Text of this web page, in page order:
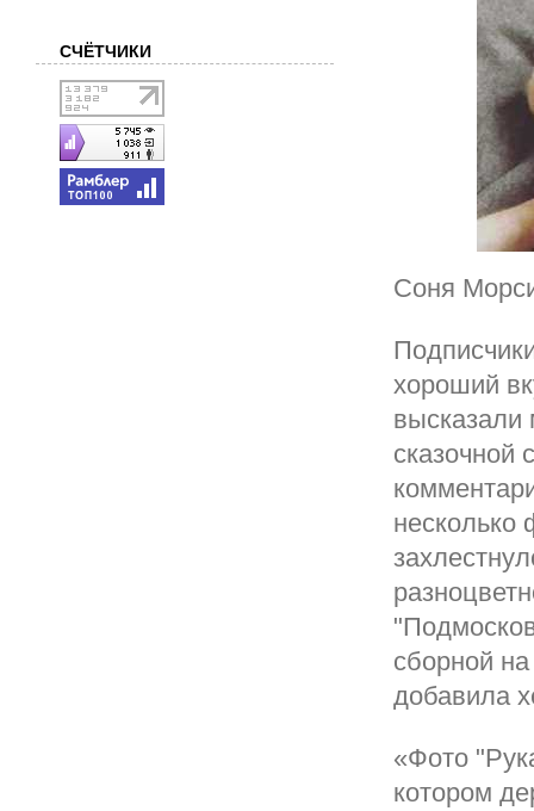
Соня
хороший
высказали
сказочной
несколько
сборной
добавила
«Фото
котором
СЧЁТЧИКИ